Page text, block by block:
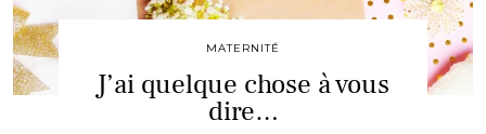
MATERNITÉ
J’ai quelque chose à vous
dire…